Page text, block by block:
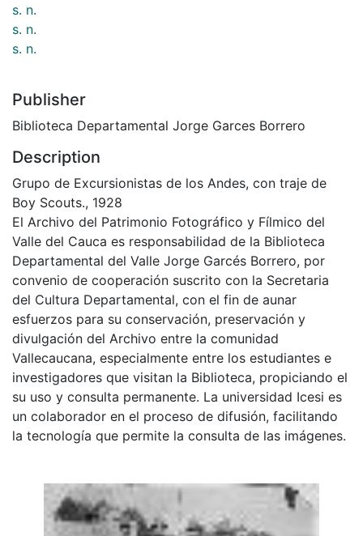
s. n.
s. n.
s. n.
Publisher
Biblioteca Departamental Jorge Garces Borrero
Description
Grupo de Excursionistas de los Andes, con traje de
Boy Scouts., 1928
El Archivo del Patrimonio Fotográfico y Fílmico del
Valle del Cauca es responsabilidad de la Biblioteca
Departamental del Valle Jorge Garcés Borrero, por
convenio de cooperación suscrito con la Secretaria
del Cultura Departamental, con el fin de aunar
esfuerzos para su conservación, preservación y
divulgación del Archivo entre la comunidad
Vallecaucana, especialmente entre los estudiantes e
investigadores que visitan la Biblioteca, propiciando el
su uso y consulta permanente. La universidad Icesi es
un colaborador en el proceso de difusión, facilitando
la tecnología que permite la consulta de las imágenes.